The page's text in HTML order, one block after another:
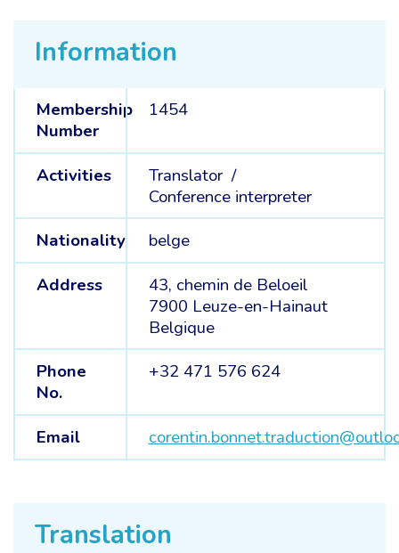
Information
Membership
Number
1454
Activities
Translator /
Conference interpreter
Nationality
belge
Address
43, chemin de Beloeil
7900 Leuze-en-Hainaut
Belgique
Phone
No.
+32 471 576 624
Email
Translation